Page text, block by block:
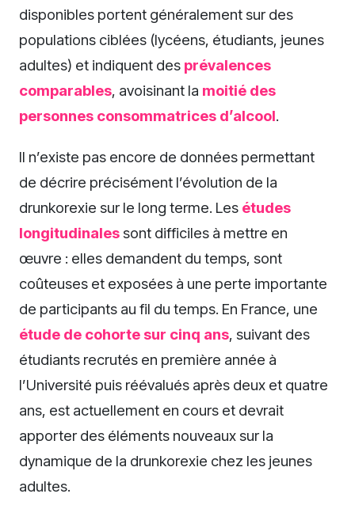
disponibles portent généralement sur des
populations ciblées (lycéens, étudiants, jeunes
adultes) et indiquent des prévalences
comparables, avoisinant la moitié des
personnes consommatrices d’alcool.
Il n’existe pas encore de données permettant
de décrire précisément l’évolution de la
drunkorexie sur le long terme. Les études
longitudinalessont difficiles à mettre en
œuvre : elles demandent du temps, sont
coûteuses et exposées à une perte importante
de participants au fil du temps. En France, une
étude de cohorte sur cinq ans, suivant des
étudiants recrutés en première année à
l’Université puis réévalués après deux et quatre
ans, est actuellement en cours et devrait
apporter des éléments nouveaux sur la
dynamique de la drunkorexie chez les jeunes
adultes.